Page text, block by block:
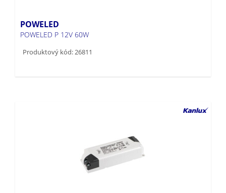
POWELED
POWELED P 12V 60W
Produktový kód: 26811